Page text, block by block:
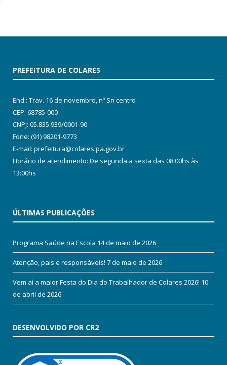
PREFEITURA DE COLARES
End.: Trav. 16 de novembro, nº Sn centro
CEP: 68785-000
CNPJ: 05.835.939/0001-90
Fone: (91) 98201-9773
E-mail: prefeitura@colares.pa.gov.br
Horário de atendimento: De segunda a sexta das 08:00hs às
13:00hs
ÚLTIMAS PUBLICAÇÕES
Programa Saúde na Escola 14 de maio de 2026
Atenção, pais e responsáveis! 7 de maio de 2026
Vem aí a maior Festa do Dia do Trabalhador de Colares 2026! 10
de abril de 2026
DESENVOLVIDO POR CR2